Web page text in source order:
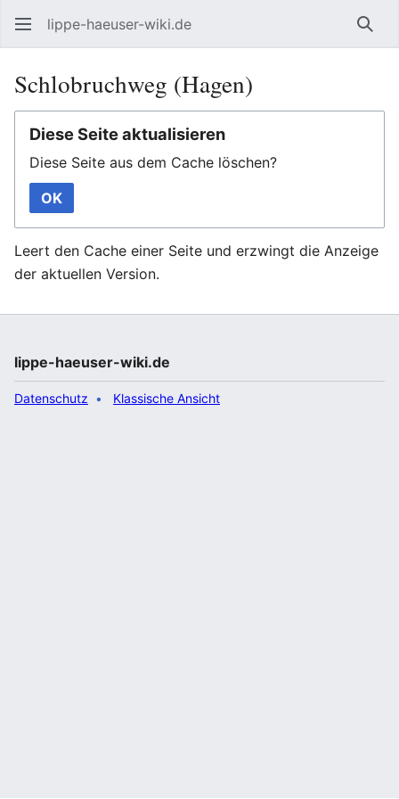
lippe-haeuser-wiki.de
Schlobruchweg (Hagen)
Diese Seite aktualisieren
Diese Seite aus dem Cache löschen?
OK
Leert den Cache einer Seite und erzwingt die Anzeige
der aktuellen Version.
lippe-haeuser-wiki.de
Datenschutz Klassische Ansicht